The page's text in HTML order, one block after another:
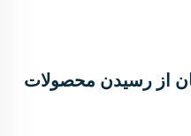
از رسیدن محصولات